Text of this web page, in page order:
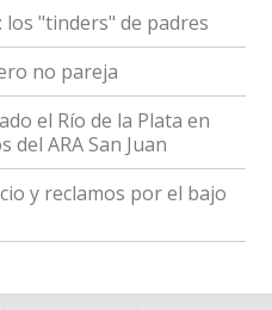
"tinders" de padres
no pareja
el Río de la Plata en
del ARA San Juan
y reclamos por el bajo